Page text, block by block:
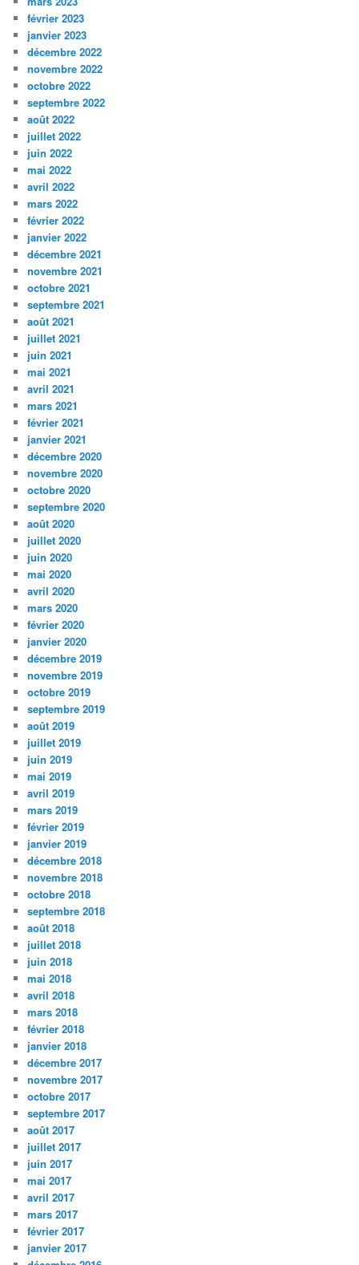
février 2023
janvier 2023
décembre 2022
novembre 2022
octobre 2022
septembre 2022
août 2022
juillet 2022
juin 2022
mai 2022
avril 2022
mars 2022
février 2022
janvier 2022
décembre 2021
novembre 2021
octobre 2021
septembre 2021
août 2021
juillet 2021
juin 2021
mai 2021
avril 2021
mars 2021
février 2021
janvier 2021
décembre 2020
novembre 2020
octobre 2020
septembre 2020
août 2020
juillet 2020
juin 2020
mai 2020
avril 2020
mars 2020
février 2020
janvier 2020
décembre 2019
novembre 2019
octobre 2019
septembre 2019
août 2019
juillet 2019
juin 2019
mai 2019
avril 2019
mars 2019
février 2019
janvier 2019
décembre 2018
novembre 2018
octobre 2018
septembre 2018
août 2018
juillet 2018
juin 2018
mai 2018
avril 2018
mars 2018
février 2018
janvier 2018
décembre 2017
novembre 2017
octobre 2017
septembre 2017
août 2017
juillet 2017
juin 2017
mai 2017
avril 2017
mars 2017
février 2017
janvier 2017